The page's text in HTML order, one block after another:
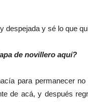
despejada y sé lo que
de novillero aquí?
para permanecer
de acá, y después